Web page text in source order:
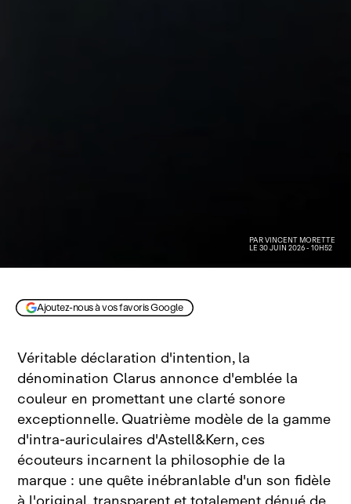
PARVINCENT MORETTE
LE 30 JUIN 2026 - 10H52
Ajoutez-nous à vos favoris Google
Véritable déclaration d'intention, la
dénomination Clarus annonce d'emblée la
couleur en promettant une clarté sonore
exceptionnelle. Quatrième modèle de la gamme
d'intra‑auriculaires d'Astell&Kern, ces
écouteurs incarnent la philosophie de la
marque : une quête inébranlable d'un son fidèle